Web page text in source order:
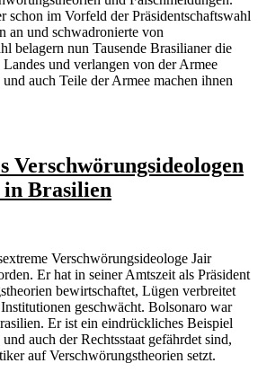
schon im Vorfeld der Präsidentschaftswahl
an und schwadronierte von
belagern nun Tausende Brasilianer die
und verlangen von der Armee
auch Teile der Armee machen ihnen
Verschwörungsideologen
in Brasilien
Verschwörungsideologe Jair
Er hat in seiner Amtszeit als Präsident
bewirtschaftet, Lügen verbreitet
geschwächt. Bolsonaro war
Er ist ein eindrückliches Beispiel
auch der Rechtsstaat gefährdet sind,
auf Verschwörungstheorien setzt.